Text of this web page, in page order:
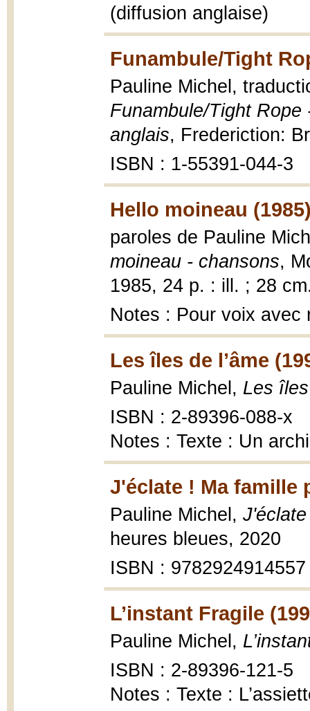
(diffusion anglaise)
Funambule/Tight
Pauline Michel,
Funambule/Tight
anglais, Frederiction:
ISBN : 1-55391-044-3
Hello moineau
paroles de Pauline
moineau - chansons,
1985, 24 p. : ill. ; 28
Notes : Pour voix avec
Les îles de l’âme
Pauline Michel, Les
ISBN : 2-89396-088-x
Notes : Texte : Un
J'éclate ! Ma famille
Pauline Michel,
heures bleues, 2020
ISBN : 9782924914557
L’instant Fragile
Pauline Michel,
ISBN : 2-89396-121-5
Notes : Texte :